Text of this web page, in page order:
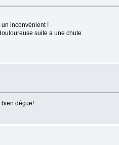
inconvénient !
suite a une chute
bien déçue!